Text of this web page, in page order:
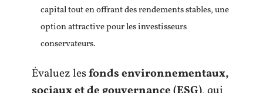
capital tout en offrant des rendements stables, une
option attractive pour les investisseurs
conservateurs.
Évaluez lesfonds environnementaux,